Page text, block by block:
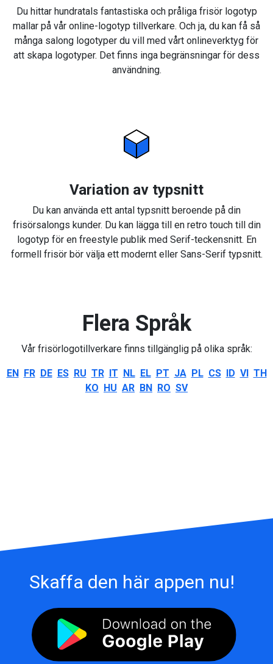
Du hittar hundratals fantastiska och pråliga frisör logotyp
mallar på vår online-logotyp tillverkare. Och ja, du kan få så
många salong logotyper du vill med vårt onlineverktyg för
att skapa logotyper. Det finns inga begränsningar för dess
användning.
Variation av typsnitt
Du kan använda ett antal typsnitt beroende på din
frisörsalongs kunder. Du kan lägga till en retro touch till din
logotyp för en freestyle publik med Serif-teckensnitt. En
formell frisör bör välja ett modernt eller Sans-Serif typsnitt.
Flera Språk
Vår frisörlogotillverkare finns tillgänglig på olika språk:
EN FR DE ES RU TR IT NL EL PT JA PL CS ID VI TH
KO HU AR BN RO SV
Skaffa den här appen nu!